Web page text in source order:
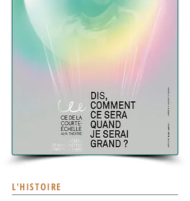
L'HISTOIRE